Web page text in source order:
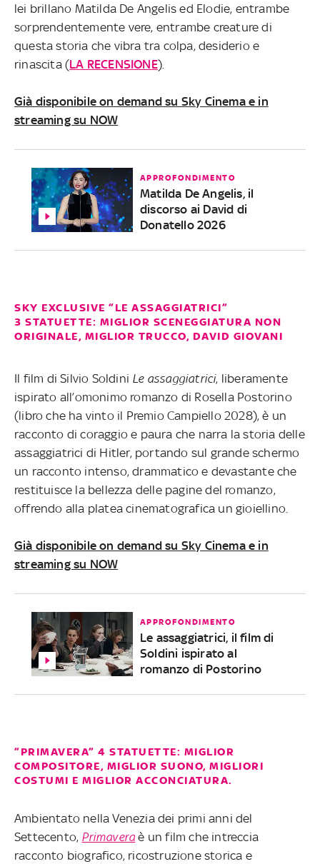
lei brillano Matilda De Angelis ed Elodie, entrambe
sorprendentemente vere, entrambe creature di
questa storia che vibra tra colpa, desiderio e
rinascita (LA RECENSIONE).
Già disponibile on demand su Sky Cinema e in
streaming su NOW
APPROFONDIMENTO
Matilda De Angelis, il
discorso ai David di
Donatello 2026
SKY EXCLUSIVE “LE ASSAGGIATRICI”
3 STATUETTE: MIGLIOR SCENEGGIATURA NON
ORIGINALE, MIGLIOR TRUCCO, DAVID GIOVANI
Il film di Silvio Soldini Le assaggiatrici, liberamente
ispirato all’omonimo romanzo di Rosella Postorino
(libro che ha vinto il Premio Campiello 2028), è un
racconto di coraggio e paura che narra la storia delle
assaggiatrici di Hitler, portando sul grande schermo
un racconto intenso, drammatico e devastante che
restituisce la bellezza delle pagine del romanzo,
offrendo alla platea cinematografica un gioiellino.
Già disponibile on demand su Sky Cinema e in
streaming su NOW
APPROFONDIMENTO
Le assaggiatrici, il film di
Soldini ispirato al
romanzo di Postorino
“PRIMAVERA” 4 STATUETTE: MIGLIOR
COMPOSITORE, MIGLIOR SUONO, MIGLIORI
COSTUMI E MIGLIOR ACCONCIATURA.
Ambientato nella Venezia dei primi anni del
Settecento, Primaveraè un film che intreccia
racconto biografico, ricostruzione storica e